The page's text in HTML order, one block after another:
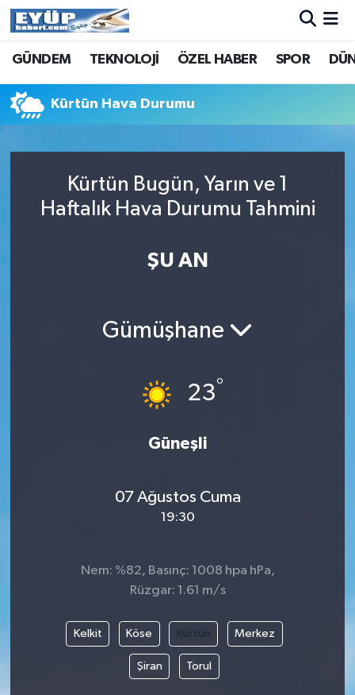
GÜNDEM TEKNOLOJİ ÖZEL HABER SPOR
Kürtün Hava Durumu
Kürtün Bugün, Yarın ve 1
Haftalık Hava Durumu Tahmini
ŞU AN
Gümüşhane
23°
Güneşli
07 Ağustos Cuma
19:30
Nem: %82, Basınç: 1008 hpa hPa,
Rüzgar: 1.61 m/s
Kelkit Köse Kürtün Merkez
Şiran Torul